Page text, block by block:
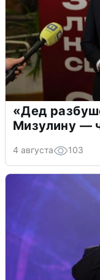
«Дед
Мизулину —
4 августа 103